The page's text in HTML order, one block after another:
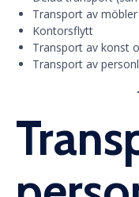
Transport av
Kontorsflytt
Transport av konst
Transport av